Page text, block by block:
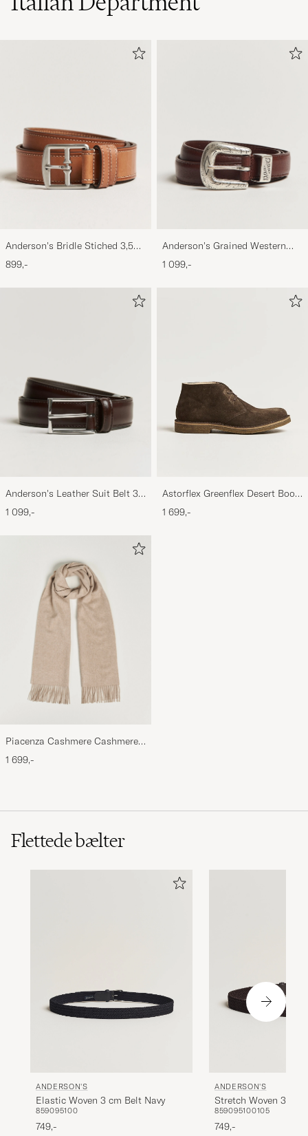
Anderson's Bridle Stiched 3,5
cm Leather Belt Tan
899,-
Anderson's Grained Western
Leather Belt 2,5 cm Brown
1 099,-
Anderson's Leather Suit Belt 3
cm Dark Brown
1 099,-
Astorflex Greenflex Desert Boot
Dark Brown Suede
1 699,-
Piacenza Cashmere Cashmere
Scarf Light Beige
1 699,-
Flettede bælter
ANDERSON'S
Elastic Woven 3 cm Belt Navy
859095100
749,-
ANDERSON'S
Stretch Woven 3,5
859095100105
749,-